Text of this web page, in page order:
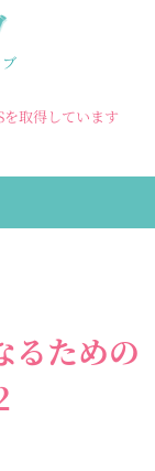
取得しています
るための